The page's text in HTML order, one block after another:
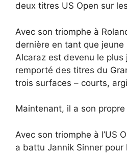
deux titres US Open sur
Avec son triomphe à
dernière en tant que jeune
Alcaraz est devenu le plus
remporté des titres du
trois surfaces – courts,
Maintenant, il a son
Avec son triomphe à l’US
a battu Jannik Sinner